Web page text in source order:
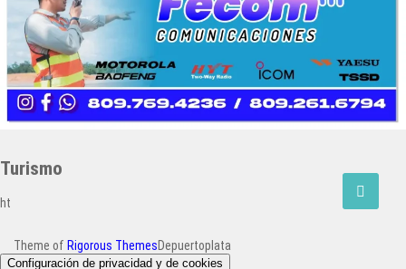
Turismo
ht
Theme of Rigorous ThemesDepuertoplata
Configuración de privacidad y de cookies